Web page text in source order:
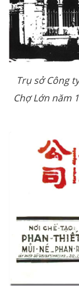
Trụ sở Công
Chợ Lớn năm